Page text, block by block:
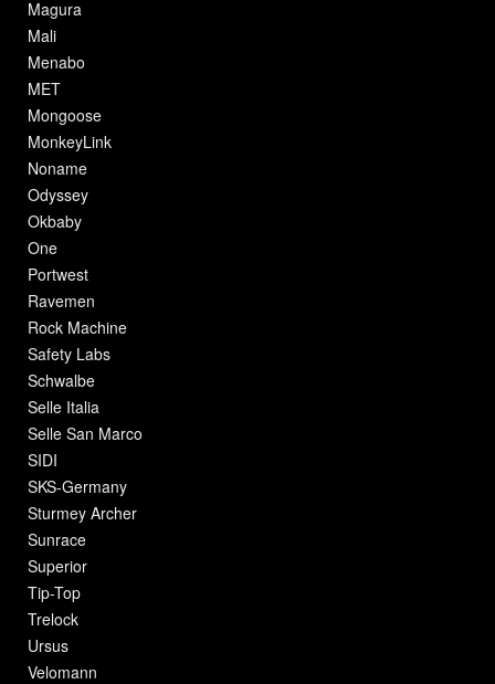
Magura
Mali
Menabo
MET
Mongoose
MonkeyLink
Noname
Odyssey
Okbaby
One
Portwest
Ravemen
Rock Machine
Safety Labs
Schwalbe
Selle Italia
Selle San Marco
SIDI
SKS-Germany
Sturmey Archer
Sunrace
Superior
Tip-Top
Trelock
Ursus
Velomann